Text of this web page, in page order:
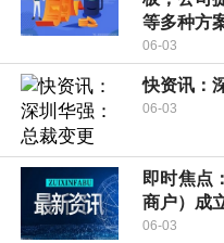
等多种方
06-03
快资讯：
06-03
即时焦点
商户）成
06-03